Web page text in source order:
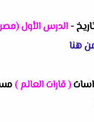
- الدرس الأول
هنا
( قارات العالم )